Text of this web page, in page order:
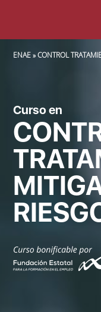
SOBRESCRIBIR ENLACES DE AYUDA A LA NAVEGACIÓN
ENAE CONTROL
Curso en